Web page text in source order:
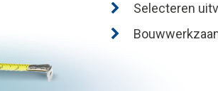
Selecteren